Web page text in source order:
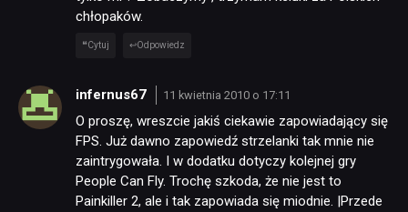
chłopaków.
Cytuj Odpowiedz
infernus67 11 kwietnia 2010 o 17:11
O proszę, wreszcie jakiś ciekawie zapowiadający się
FPS. Już dawno zapowiedź strzelanki tak mnie nie
zaintrygowała. I w dodatku dotyczy kolejnej gry
People Can Fly. Trochę szkoda, że nie jest to
Painkiller 2, ale i tak zapowiada się miodnie. |Przede